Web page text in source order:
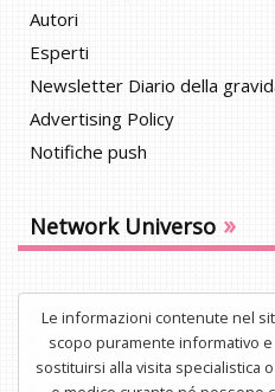
Autori
Esperti
Newsletter Diario della
Advertising Policy
Notifiche push
Network Universo »
Le informazioni contenute nel
scopo puramente informativo
sostituirsi alla visita specialistica